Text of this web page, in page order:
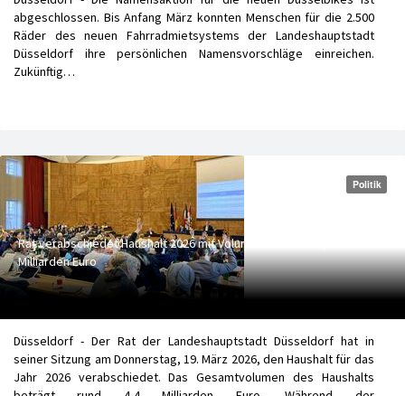
abgeschlossen. Bis Anfang März konnten Menschen für die 2.500
Räder des neuen Fahrradmietsystems der Landeshauptstadt
Düsseldorf ihre persönlichen Namensvorschläge einreichen.
Zukünftig…
Politik
Rat verabschiedet Haushalt 2026 mit Volumen von rund 4,4
Milliarden Euro
Düsseldorf - Der Rat der Landeshauptstadt Düsseldorf hat in
seiner Sitzung am Donnerstag, 19. März 2026, den Haushalt für das
Jahr 2026 verabschiedet. Das Gesamtvolumen des Haushalts